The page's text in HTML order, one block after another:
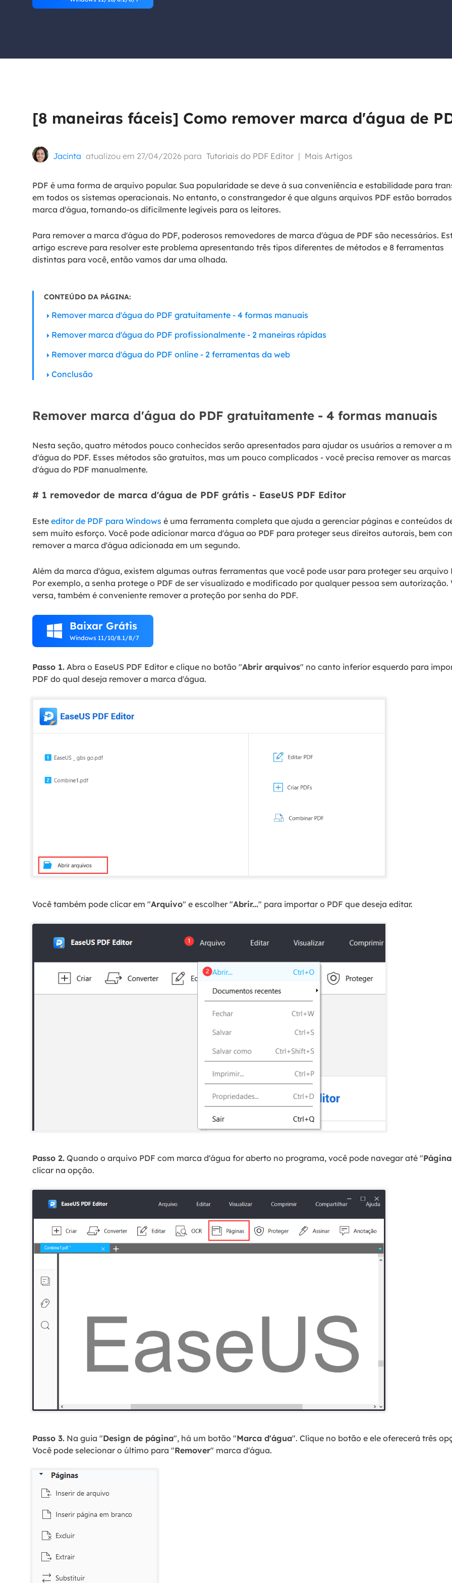
Email Recovery
[8 maneiras fáceis] Como remover marca d'água de
Jacinta atualizou em 27/04/2026 para Tutoriais do PDF Editor | Mais Artigos
PDF é uma forma de arquivo popular. Sua popularidade se deve à sua conveniência e estabilidade para
em todos os sistemas operacionais. No entanto, o constrangedor é que alguns arquivos PDF estão
marca d'água, tornando-os dificilmente legíveis para os leitores.
Para remover a marca d'água do PDF, poderosos removedores de marca d'água de PDF são necessários.
artigo escreve para resolver este problema apresentando três tipos diferentes de métodos e 8 ferramentas
distintas para você, então vamos dar uma olhada.
CONTEÚDO DA PÁGINA:
Remover marca d'água do PDF gratuitamente - 4 formas manuais
Remover marca d'água do PDF profissionalmente - 2 maneiras rápidas
Remover marca d'água do PDF online - 2 ferramentas da web
Conclusão
Remover marca d'água do PDF gratuitamente - 4 formas manuais
Nesta seção, quatro métodos pouco conhecidos serão apresentados para ajudar os usuários a remover a
d'água do PDF. Esses métodos são gratuitos, mas um pouco complicados - você precisa remover as marcas
d'água do PDF manualmente.
# 1 removedor de marca d'água de PDF grátis - EaseUS PDF Editor
Este editor de PDF para Windows é uma ferramenta completa que ajuda a gerenciar páginas e conteúdos
sem muito esforço. Você pode adicionar marca d'água ao PDF para proteger seus direitos autorais, bem
remover a marca d'água adicionada em um segundo.
Além da marca d'água, existem algumas outras ferramentas que você pode usar para proteger seu arquivo
Por exemplo, a senha protege o PDF de ser visualizado e modificado por qualquer pessoa sem autorização.
versa, também é conveniente remover a proteção por senha do PDF.
 Baixar Grátis
Windows 11/10/8.1/8/7
Passo 1. Abra o EaseUS PDF Editor e clique no botão "Abrir arquivos" no canto inferior esquerdo para
PDF do qual deseja remover a marca d'água.
Você também pode clicar em "Arquivo" e escolher "Abrir..." para importar o PDF que deseja editar.
Passo 2. Quando o arquivo PDF com marca d'água for aberto no programa, você pode navegar até "
clicar na opção.
Passo 3. Na guia "Design de página", há um botão "Marca d'água". Clique no botão e ele oferecerá três
Você pode selecionar o último para "Remover" marca d'água.